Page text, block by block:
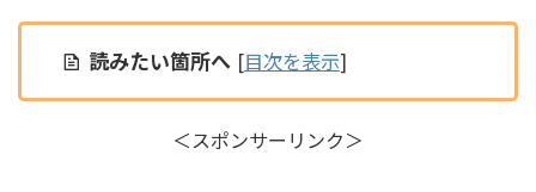
読みたい箇所へ [目次を表示]
＜スポンサーリンク＞